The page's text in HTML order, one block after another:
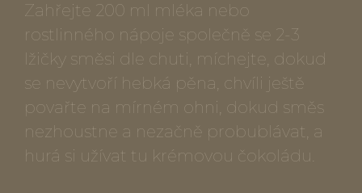
Zahřejte 200 ml mléka nebo
rostlinného nápoje společně se 2-3
lžičky směsi dle chuti, míchejte, dokud
se nevytvoří hebká pěna, chvíli ještě
povařte na mírném ohni, dokud směs
nezhoustne a nezačně probublávat, a
hurá si užívat tu krémovou čokoládu.